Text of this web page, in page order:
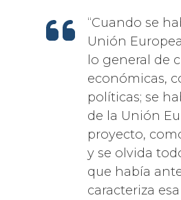
Cuando se
Unión
lo general de
económicas,
políticas; se
de la Unión
proyecto,
y se olvida
que había
caracteriza